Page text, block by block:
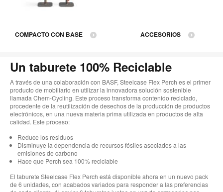
COMPACTO CON BASE ACCESORIOS
Un taburete 100% Reciclable
A través de una colaboración con BASF, Steelcase Flex Perch es el primer
producto de mobiliario en utilizar la innovadora solución sostenible
llamada Chem-Cycling. Este proceso transforma contenido reciclado,
procedente de la reutilización de desechos de la producción de productos
electrónicos, en una nueva materia prima utilizada en productos de alta
calidad. Este proceso:
Reduce los residuos
Disminuye la dependencia de recursos fósiles asociados a las
emisiones de carbono
Hace que Perch sea 100% reciclable
El taburete Steelcase Flex Perch está disponible ahora en un nuevo pack
de 6 unidades, con acabados variados para responder a las preferencias